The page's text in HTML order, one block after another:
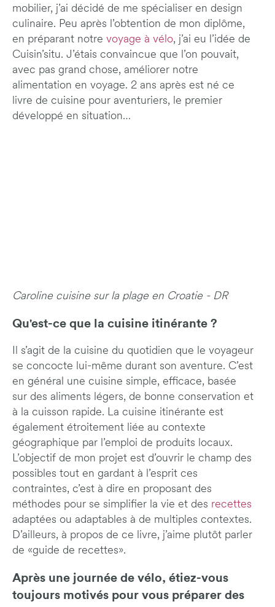
mobilier, j’ai décidé de me spécialiser en design
culinaire. Peu après l’obtention de mon diplôme,
en préparant notre voyage à vélo, j’ai eu l’idée de
Cuisin’situ. J’étais convaincue que l’on pouvait,
avec pas grand chose, améliorer notre
alimentation en voyage. 2 ans après est né ce
livre de cuisine pour aventuriers, le premier
développé en situation…
Caroline cuisine sur la plage en Croatie - DR
Qu'est-ce que la cuisine itinérante ?
Il s’agit de la cuisine du quotidien que le voyageur
se concocte lui-même durant son aventure. C’est
en général une cuisine simple, efficace, basée
sur des aliments légers, de bonne conservation et
à la cuisson rapide. La cuisine itinérante est
également étroitement liée au contexte
géographique par l’emploi de produits locaux.
L’objectif de mon projet est d’ouvrir le champ des
possibles tout en gardant à l’esprit ces
contraintes, c’est à dire en proposant des
méthodes pour se simplifier la vie et des recettes
adaptées ou adaptables à de multiples contextes.
D’ailleurs, à propos de ce livre, j’aime plutôt parler
de «guide de recettes».
Après une journée de vélo, étiez-vous
toujours motivés pour vous préparer des